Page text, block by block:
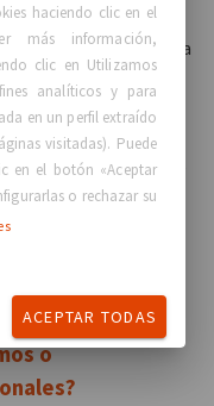
sus datos
legítimos para
interacciones
y servicios, la
educativas. Además
más adelante,
tratamiento de sus
descrita en el
nosotros» más
o
haciendo clic en el
más información,
clic en Utilizamos
analíticos y para
en un perfil extraído
visitadas). Puede
en el botón «Aceptar
o rechazar su
ACEPTAR TODAS